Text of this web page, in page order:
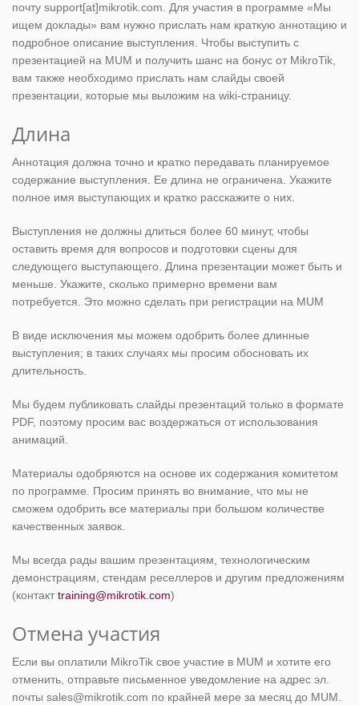
почту support[at]mikrotik.com. Для участия в программе «Мы
ищем доклады» вам нужно прислать нам краткую аннотацию и
подробное описание выступления. Чтобы выступить с
презентацией на MUM и получить шанс на бонус от MikroTik,
вам также необходимо прислать нам слайды своей
презентации, которые мы выложим на wiki-страницу.
Длина
Аннотация должна точно и кратко передавать планируемое
содержание выступления. Ее длина не ограничена. Укажите
полное имя выступающих и кратко расскажите о них.
Выступления не должны длиться более 60 минут, чтобы
оставить время для вопросов и подготовки сцены для
следующего выступающего. Длина презентации может быть и
меньше. Укажите, сколько примерно времени вам
потребуется. Это можно сделать при регистрации на MUM
В виде исключения мы можем одобрить более длинные
выступления; в таких случаях мы просим обосновать их
длительность.
Мы будем публиковать слайды презентаций только в формате
PDF, поэтому просим вас воздержаться от использования
анимаций.
Материалы одобряются на основе их содержания комитетом
по программе. Просим принять во внимание, что мы не
сможем одобрить все материалы при большом количестве
качественных заявок.
Мы всегда рады вашим презентациям, технологическим
демонстрациям, стендам реселлеров и другим предложениям
(контакт training@mikrotik.com)
Отмена участия
Если вы оплатили MikroTik свое участие в MUM и хотите его
отменить, отправьте письменное уведомление на адрес эл.
почты sales@mikrotik.com по крайней мере за месяц до MUM.